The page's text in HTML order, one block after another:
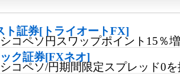
ト証券[トライオートFX]
コペソ円スワップポイント15％
ク証券[FXネオ]
コペソ/円期間限定スプレッド0